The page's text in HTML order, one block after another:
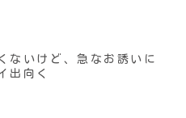
ないけど、急なお誘いに
出向く